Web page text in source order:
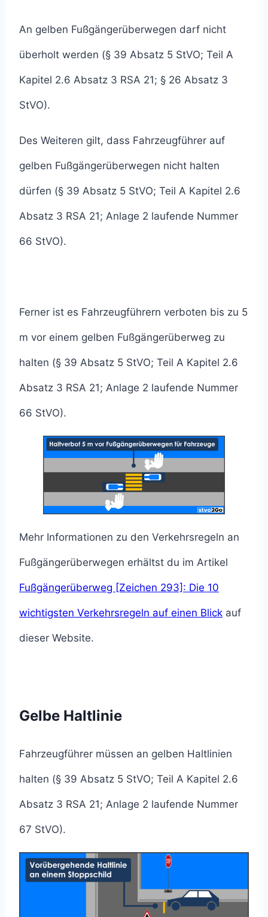
An gelben Fußgängerüberwegen darf nicht
überholt werden (§ 39 Absatz 5 StVO; Teil A
Kapitel 2.6 Absatz 3 RSA 21; § 26 Absatz 3
StVO).
Des Weiteren gilt, dass Fahrzeugführer auf
gelben Fußgängerüberwegen nicht halten
dürfen (§ 39 Absatz 5 StVO; Teil A Kapitel 2.6
Absatz 3 RSA 21; Anlage 2 laufende Nummer
66 StVO).
Ferner ist es Fahrzeugführern verboten bis zu 5
m vor einem gelben Fußgängerüberweg zu
halten (§ 39 Absatz 5 StVO; Teil A Kapitel 2.6
Absatz 3 RSA 21; Anlage 2 laufende Nummer
66 StVO).
Mehr Informationen zu den Verkehrsregeln an
Fußgängerüberwegen erhältst du im Artikel
Fußgängerüberweg [Zeichen 293]: Die 10
wichtigsten Verkehrsregeln auf einen Blick auf
dieser Website.
Gelbe Haltlinie
Fahrzeugführer müssen an gelben Haltlinien
halten (§ 39 Absatz 5 StVO; Teil A Kapitel 2.6
Absatz 3 RSA 21; Anlage 2 laufende Nummer
67 StVO).